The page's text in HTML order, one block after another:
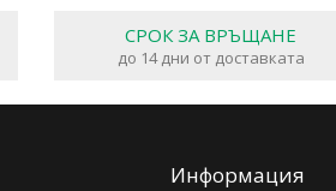
СРОК ЗА ВРЪЩАНЕ
до 14 дни от доставката
Информация